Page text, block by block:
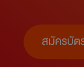
สมัครบัต